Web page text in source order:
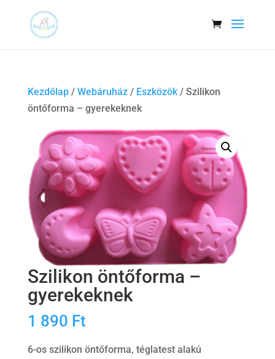
Kezdőlap/ Webáruház/ Eszközök/ Szilikon
öntőforma – gyerekeknek
Szilikon öntőforma –
gyerekeknek
1 890 Ft
6-os szilikon öntőforma, téglatest alakú